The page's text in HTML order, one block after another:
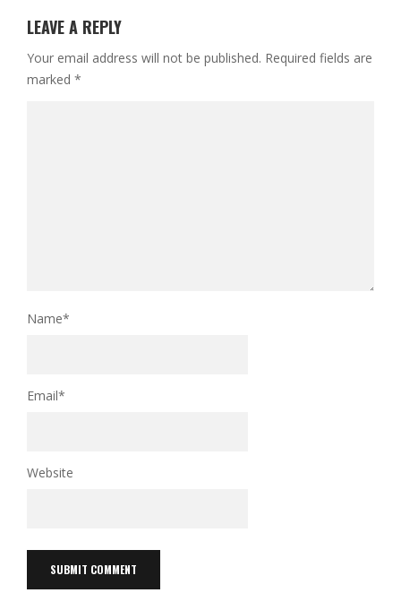
LEAVE A REPLY
Your email address will not be published. Required fields are
marked *
Name*
Email*
Website